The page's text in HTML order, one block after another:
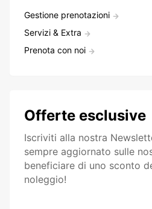
Gestione prenotazioni
Servizi & Extra
Prenota con noi
Offerte esclusive
Iscriviti alla nostra
sempre aggiornato sulle
beneficiare di uno sconto
noleggio!